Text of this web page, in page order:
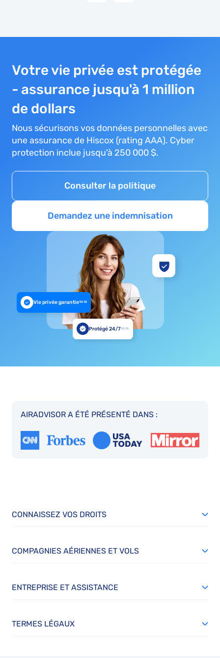
Votre vie privée est protégée
- assurance jusqu'à 1 million
de dollars
Nous sécurisons vos données personnelles avec
une assurance de Hiscox (rating AAA). Cyber
protection inclue jusqu'à 250 000 $.
Consulter la politique
Demandez une indemnisation
Vie privée garantie10:18
Protégé 24/710:18
AIRADVISOR A ÉTÉ PRÉSENTÉ DANS :
CONNAISSEZ VOS DROITS
COMPAGNIES AÉRIENNES ET VOLS
ENTREPRISE ET ASSISTANCE
TERMES LÉGAUX